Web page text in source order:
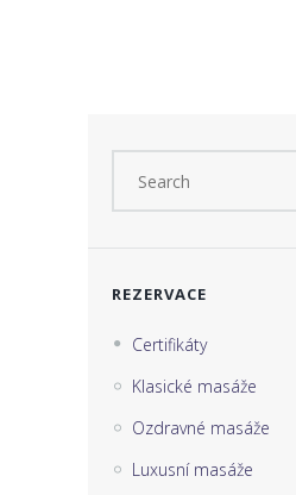
REZERVACE
Certifikáty
Klasické masáže
Ozdravné masáže
Luxusní masáže